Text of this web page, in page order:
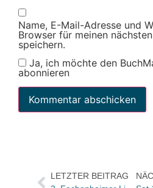
Name, E-Mail-Adresse und
Browser für meinen
speichern.
Ja, ich möchte den
abonnieren
LETZTER BEITRAG